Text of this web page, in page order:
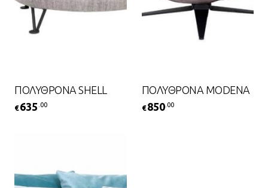
ΠΟΛΥΘΡΟΝΑ SHELL
€ 635 .00
ΠΟΛΥΘΡΟΝΑ MODENA
€ 850 .00